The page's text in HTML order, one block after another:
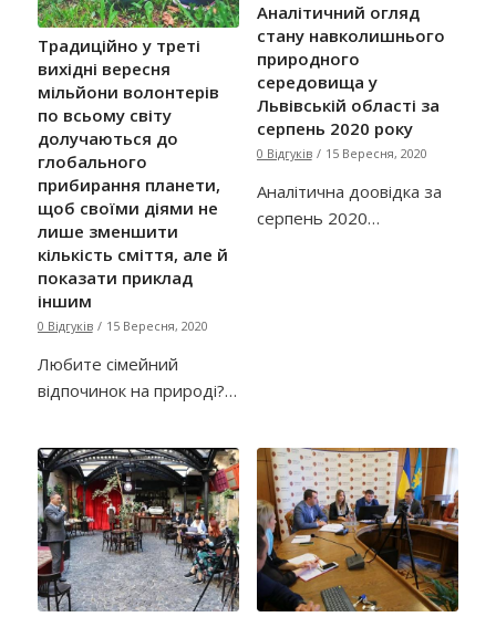
Традиційно у треті
вихідні вересня
мільйони волонтерів
по всьому світу
долучаються до
глобального
прибирання планети,
щоб своїми діями не
лише зменшити
кількість сміття, але й
показати приклад
іншим
0 Відгуків / 15 Вересня, 2020
Любите сімейний
відпочинок на природі?…
Аналітичний огляд
стану навколишнього
природного
середовища у
Львівській області за
серпень 2020 року
0 Відгуків / 15 Вересня, 2020
Аналітична доовідка за
серпень 2020…